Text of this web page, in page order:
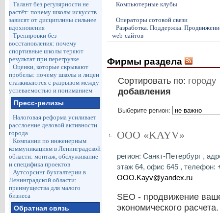
Талант без регулярности не
растёт: почему школы искусств
зависят от дисциплины сильнее
вдохновения
Тренировки без
восстановления: почему
спортивные школы теряют
результат при перегрузке
Оценки, которые скрывают
пробелы: почему школы и лицеи
сталкиваются с разрывом между
успеваемостью и пониманием
Пресс-релизы
Налоговая реформа усиливает
расслоение деловой активности
города
Компании по инженерным
коммуникациям в Ленинградской
области: монтаж, обслуживание
и специфика проектов
Аутсорсинг бухгалтерии в
Ленинградской области:
преимущества для малого
бизнеса
Обратная связь
Компьютерные клубы
Операторы сотовой связи
Разработка. Поддержка.
web-сайтов
Фирмы раздела
Сортировать по: городу
добавления
Выберите регион:
1. ООО «KAYV»
регион: Санкт-Петербург ,
этаж 64, офис 645 , телефон:
OOO.Kayv@yandex.ru
SEO - продвижение
экономического расчета.